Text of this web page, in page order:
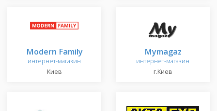
Modern Family
интернет-магазин
Киев
Mymagaz
интернет-магазин
г.Киев